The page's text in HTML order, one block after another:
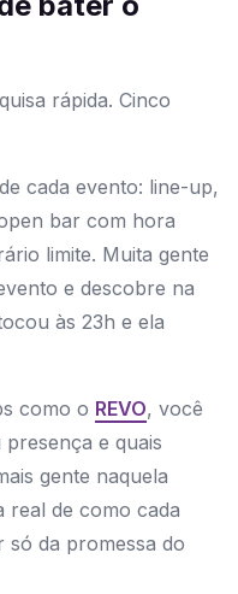
rápida. Cinco
cada evento: line-up,
bar com hora
limite. Muita gente
e descobre na
às 23h e ela
como o REVO, você
e quais
gente naquela
real de como cada
só da promessa do